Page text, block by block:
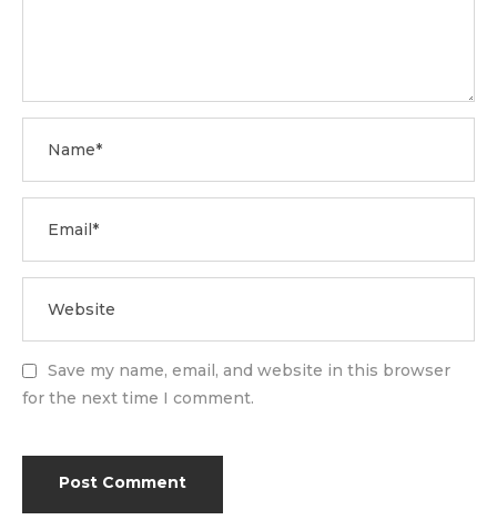
Save my name, email, and website in this browser
for the next time I comment.